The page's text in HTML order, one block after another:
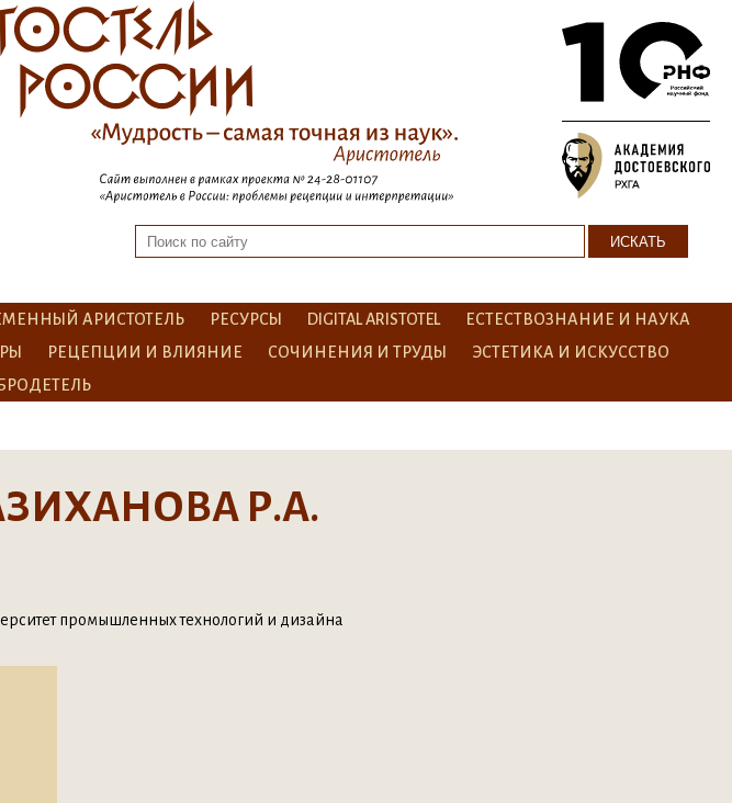
АРИСТОТЕЛЬ РЕСУРСЫ DIGITAL ARISTOTEL
ЕСТЕСТВОЗНАНИЕ И НАУКА
РЕЦЕПЦИИ И ВЛИЯНИЕ СОЧИНЕНИЯ И ТРУДЫ
ЭСТЕТИКА И ИСКУССТВО
Р.А.
промышленных технологий и дизайна